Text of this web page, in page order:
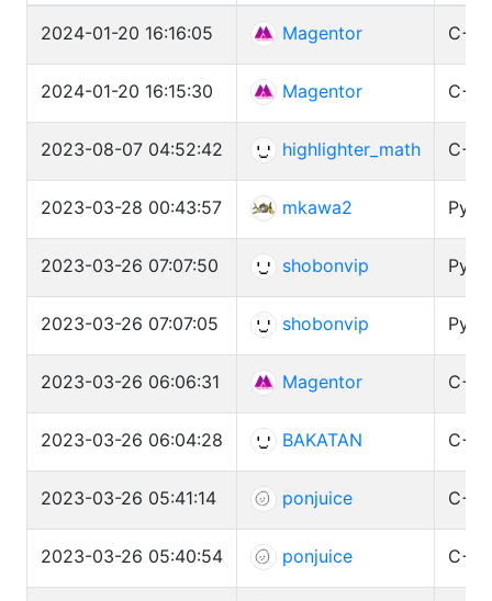
2024-01-20 16:16:05 Magentor C++
2024-01-20 16:15:30 Magentor C++
2023-08-07 04:52:42 highlighter_math C++
2023-03-28 00:43:57 mkawa2
2023-03-26 07:07:50 shobonvip
2023-03-26 07:07:05 shobonvip
2023-03-26 06:06:31 Magentor C++
2023-03-26 06:04:28 BAKATAN C++
2023-03-26 05:41:14 ponjuice C++
2023-03-26 05:40:54 ponjuice C++